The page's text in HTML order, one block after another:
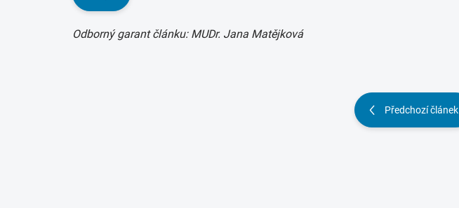
Odborný garant článku: MUDr. Jana Matějková
Předchozí článek